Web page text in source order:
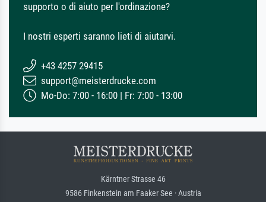
supporto o di aiuto per l'ordinazione?
I nostri esperti saranno lieti di aiutarvi.
+43 4257 29415
support@meisterdrucke.com
Mo-Do: 7:00 - 16:00 | Fr: 7:00 - 13:00
Kärntner Strasse 46
9586 Finkenstein am Faaker See · Austria